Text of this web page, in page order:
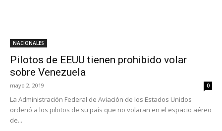
NACIONALES
Pilotos de EEUU tienen prohibido volar
sobre Venezuela
mayo 2, 2019 0
La Administración Federal de Aviación de los Estados Unidos
ordenó a los pilotos de su país que no volaran en el espacio aéreo
de...